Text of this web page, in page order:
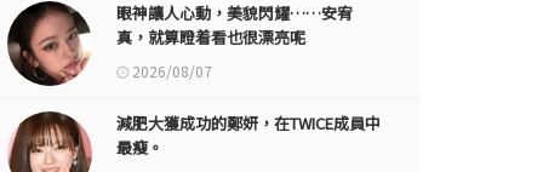
眼神讓人心動，美貌閃耀……安宥
真，就算瞪着看也很漂亮呢
2026/08/07
減肥大獲成功的鄭妍，在TWICE成員中
最瘦。